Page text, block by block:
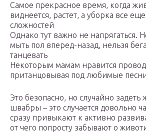
Самое прекрасное время, когда
виднеется, растет, а уборка все
сложностей
Однако тут важно не напрягаться.
мыть пол вперед-назад, нельзя
танцевать
Некоторым мамам нравится
пританцовывая под любимые
Это безопасно, но случайно задеть
швабры – это случается довольно
сразу привыкают к активно
от чего попросту забывают о